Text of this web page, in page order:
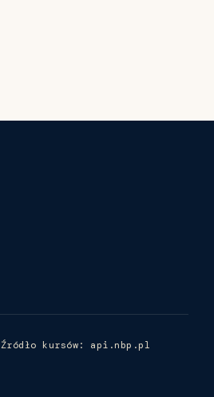
Źródło kursów: api.nbp.pl